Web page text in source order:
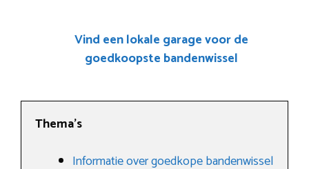
Vind een lokale garage voor de
goedkoopste bandenwissel
Thema’s
Informatie over goedkope bandenwissel